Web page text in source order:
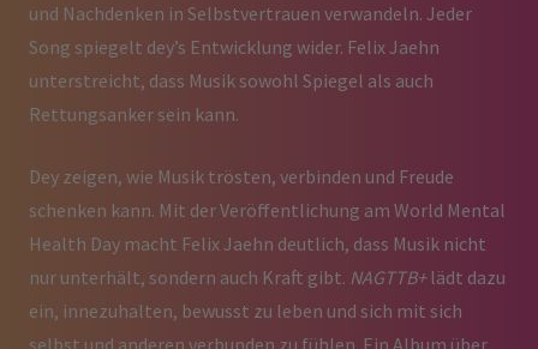
und Nachdenken in Selbstvertrauen verwandeln. Jeder
Song spiegelt dey’s Entwicklung wider. Felix Jaehn
unterstreicht, dass Musik sowohl Spiegel als auch
Rettungsanker sein kann.
Dey zeigen, wie Musik trösten, verbinden und Freude
schenken kann. Mit der Veröffentlichung am World Mental
Health Day macht Felix Jaehn deutlich, dass Musik nicht
nur unterhält, sondern auch Kraft gibt. NAGTTB+lädt dazu
ein, innezuhalten, bewusst zu leben und sich mit sich